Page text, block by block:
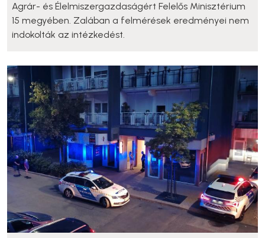
Agrár- és Élelmiszergazdaságért Felelős Minisztérium
15 megyében. Zalában a felmérések eredményei nem
indokolták az intézkedést.